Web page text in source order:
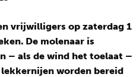
vrijwilligers op zaterdag 1
De molenaar is
– als de wind het toelaat –
worden bereid